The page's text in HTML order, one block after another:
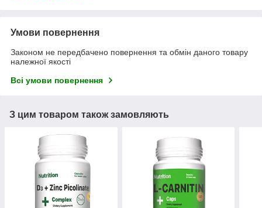
Умови повернення
Законом не передбачено повернення та обмін даного товару
належної якості
Всі умови повернення
З цим товаром також замовляють